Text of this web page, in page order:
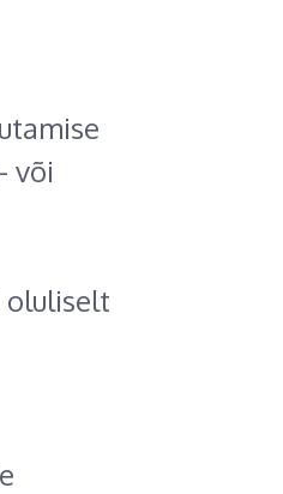
või
oluliselt